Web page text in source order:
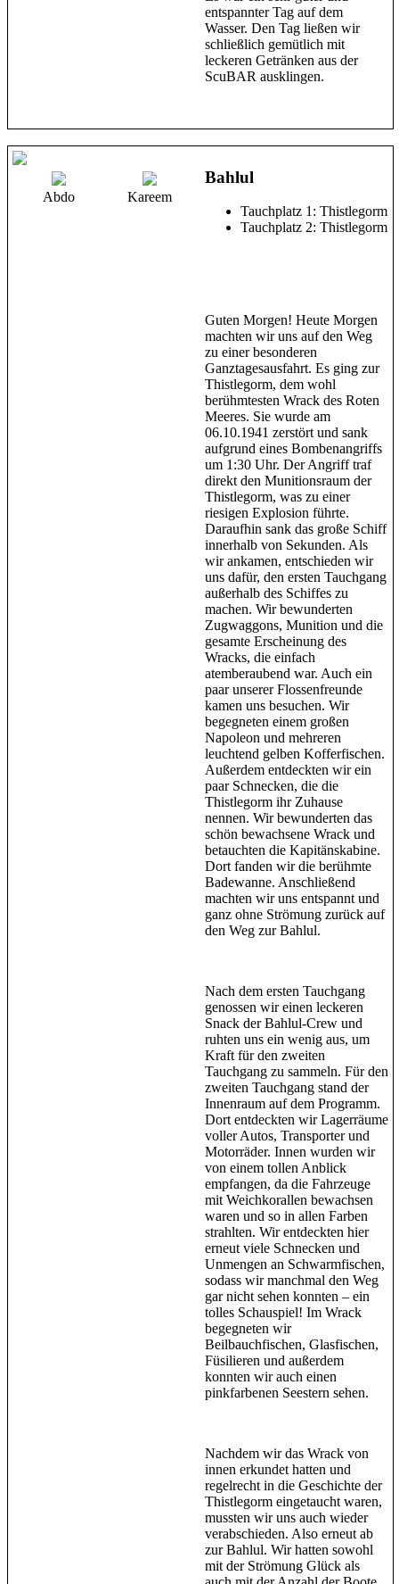
entspannter Tag auf dem
Wasser. Den Tag ließen wir
schließlich gemütlich mit
leckeren Getränken aus der
ScuBAR ausklingen.
Abdo Kareem
Bahlul
Tauchplatz 1: Thistlegorm
Tauchplatz 2: Thistlegorm
Guten Morgen! Heute Morgen
machten wir uns auf den Weg
zu einer besonderen
Ganztagesausfahrt. Es ging zur
Thistlegorm, dem wohl
berühmtesten Wrack des Roten
Meeres. Sie wurde am
06.10.1941 zerstört und sank
aufgrund eines Bombenangriffs
um 1:30 Uhr. Der Angriff traf
direkt den Munitionsraum der
Thistlegorm, was zu einer
riesigen Explosion führte.
Daraufhin sank das große Schiff
innerhalb von Sekunden. Als
wir ankamen, entschieden wir
uns dafür, den ersten Tauchgang
außerhalb des Schiffes zu
machen. Wir bewunderten
Zugwaggons, Munition und die
gesamte Erscheinung des
Wracks, die einfach
atemberaubend war. Auch ein
paar unserer Flossenfreunde
kamen uns besuchen. Wir
begegneten einem großen
Napoleon und mehreren
leuchtend gelben Kofferfischen.
Außerdem entdeckten wir ein
paar Schnecken, die die
Thistlegorm ihr Zuhause
nennen. Wir bewunderten das
schön bewachsene Wrack und
betauchten die Kapitänskabine.
Dort fanden wir die berühmte
Badewanne. Anschließend
machten wir uns entspannt und
ganz ohne Strömung zurück auf
den Weg zur Bahlul.
Nach dem ersten Tauchgang
genossen wir einen leckeren
Snack der Bahlul-Crew und
ruhten uns ein wenig aus, um
Kraft für den zweiten
Tauchgang zu sammeln. Für den
zweiten Tauchgang stand der
Innenraum auf dem Programm.
Dort entdeckten wir Lagerräume
voller Autos, Transporter und
Motorräder. Innen wurden wir
von einem tollen Anblick
empfangen, da die Fahrzeuge
mit Weichkorallen bewachsen
waren und so in allen Farben
strahlten. Wir entdeckten hier
erneut viele Schnecken und
Unmengen an Schwarmfischen,
sodass wir manchmal den Weg
gar nicht sehen konnten – ein
tolles Schauspiel! Im Wrack
begegneten wir
Beilbauchfischen, Glasfischen,
Füsilieren und außerdem
konnten wir auch einen
pinkfarbenen Seestern sehen.
Nachdem wir das Wrack von
innen erkundet hatten und
regelrecht in die Geschichte der
Thistlegorm eingetaucht waren,
mussten wir uns auch wieder
verabschieden. Also erneut ab
zur Bahlul. Wir hatten sowohl
mit der Strömung Glück als